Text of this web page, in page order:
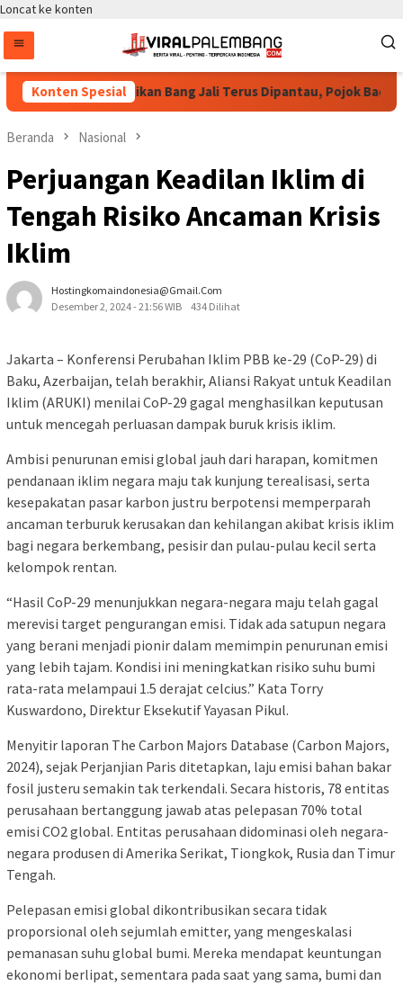
Loncat ke konten
Konten Spesial
Puspayoga Pastikan Bang Jali Terus Dipantau, Pojok Baca dan
Beranda Nasional
Perjuangan Keadilan Iklim di
Tengah Risiko Ancaman Krisis
Iklim
Hostingkomaindonesia@gmail.com
Desember 2, 2024 - 21:56 WIB
434 Dilihat
Jakarta – Konferensi Perubahan Iklim PBB ke-29 (CoP-29) di
Baku, Azerbaijan, telah berakhir, Aliansi Rakyat untuk Keadilan
Iklim (ARUKI) menilai CoP-29 gagal menghasilkan keputusan
untuk mencegah perluasan dampak buruk krisis iklim.
Ambisi penurunan emisi global jauh dari harapan, komitmen
pendanaan iklim negara maju tak kunjung terealisasi, serta
kesepakatan pasar karbon justru berpotensi memperparah
ancaman terburuk kerusakan dan kehilangan akibat krisis iklim
bagi negara berkembang, pesisir dan pulau-pulau kecil serta
kelompok rentan.
“Hasil CoP-29 menunjukkan negara-negara maju telah gagal
merevisi target pengurangan emisi. Tidak ada satupun negara
yang berani menjadi pionir dalam memimpin penurunan emisi
yang lebih tajam. Kondisi ini meningkatkan risiko suhu bumi
rata-rata melampaui 1.5 derajat celcius.” Kata Torry
Kuswardono, Direktur Eksekutif Yayasan Pikul.
Menyitir laporan The Carbon Majors Database (Carbon Majors,
2024), sejak Perjanjian Paris ditetapkan, laju emisi bahan bakar
fosil justeru semakin tak terkendali. Secara historis, 78 entitas
perusahaan bertanggung jawab atas pelepasan 70% total
emisi CO2 global. Entitas perusahaan didominasi oleh negara-
negara produsen di Amerika Serikat, Tiongkok, Rusia dan Timur
Tengah.
Pelepasan emisi global dikontribusikan secara tidak
proporsional oleh sejumlah emitter, yang mengeskalasi
pemanasan suhu global bumi. Mereka mendapat keuntungan
ekonomi berlipat, sementara pada saat yang sama, bumi dan